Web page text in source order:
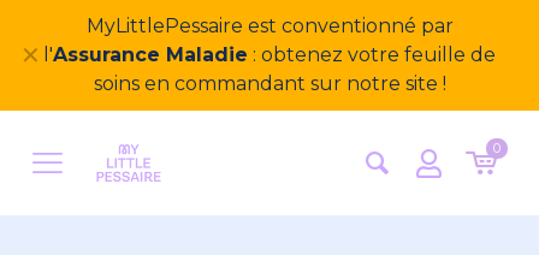
MyLittlePessaire est conventionné par
l'Assurance Maladie : obtenez votre feuille de
soins en commandant sur notre site !
✕
0